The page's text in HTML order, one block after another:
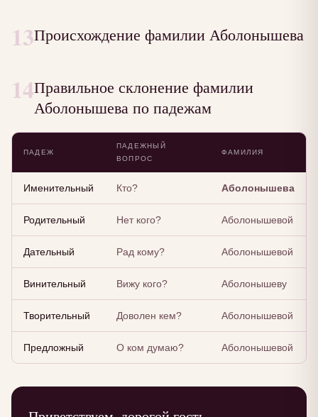
13Происхождение фамилии Аболонышева
14Правильное склонение фамилии
Аболонышева по падежам
ПАДЕЖ
ПАДЕЖНЫЙ
ВОПРОС
ФАМИЛИЯ
Именительный Кто? Аболонышева
Родительный Нет кого? Аболонышевой
Дательный Рад кому? Аболонышевой
Винительный Вижу кого? Аболонышеву
Творительный Доволен кем? Аболонышевой
Предложный О ком думаю? Аболонышевой